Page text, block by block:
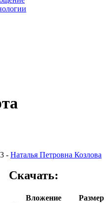
- Наталья Петровна Козлова
Скачать:
Вложение
Размер